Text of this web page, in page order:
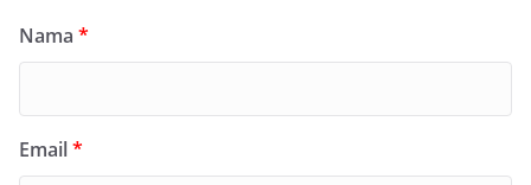
Nama *
Email*